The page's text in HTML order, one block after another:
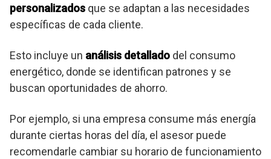
personalizados que se adaptan a las necesidades
específicas de cada cliente.
Esto incluye un análisis detallado del consumo
energético, donde se identifican patrones y se
buscan oportunidades de ahorro.
Por ejemplo, si una empresa consume más energía
durante ciertas horas del día, el asesor puede
recomendarle cambiar su horario de funcionamiento